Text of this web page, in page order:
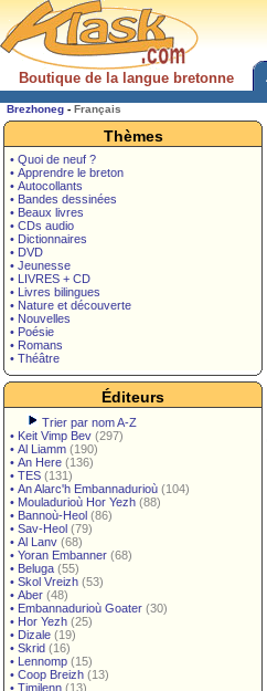
Boutique de la langue bretonne
Brezhoneg - Français
Thèmes
• Quoi de neuf ?
• Apprendre le breton
• Autocollants
• Bandes dessinées
• Beaux livres
• CDs audio
• Dictionnaires
• DVD
• Jeunesse
• LIVRES + CD
• Livres bilingues
• Nature et découverte
• Nouvelles
• Poésie
• Romans
• Théâtre
Éditeurs
Trier par nom A-Z
• Keit Vimp Bev (297)
• Al Liamm (190)
• An Here (136)
• TES (131)
• An Alarc'h Embannadurioù (104)
• Mouladurioù Hor Yezh (88)
• Bannoù-Heol (86)
• Sav-Heol (79)
• Al Lanv (68)
• Yoran Embanner (68)
• Beluga (55)
• Skol Vreizh (53)
• Aber (48)
• Embannadurioù Goater (30)
• Hor Yezh (25)
• Dizale (19)
• Skrid (16)
• Lennomp (15)
• Coop Breizh (13)
• Timilenn (13)